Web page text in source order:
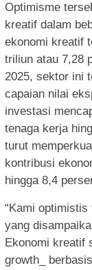
Optimisme
kreatif dalam
ekonomi kreatif
triliun atau 7,28
2025, sektor ini
capaian nilai
investasi
tenaga kerja
turut
kontribusi
hingga 8,4
“Kami optimistis
yang
Ekonomi kreatif
growth_